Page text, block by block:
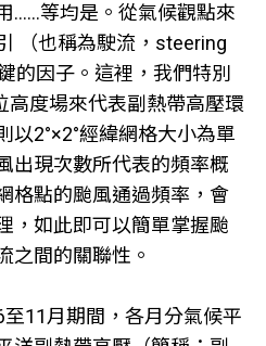
……等均是。從氣候觀點來
（也稱為駛流，steering
的因子。這裡，我們特別
高度場來代表副熱帶高壓環
以2°×2°經緯網格大小為單
出現次數所代表的頻率概
格點的颱風通過頻率，會
，如此即可以簡單掌握颱
之間的關聯性。
11月期間，各月分氣候平